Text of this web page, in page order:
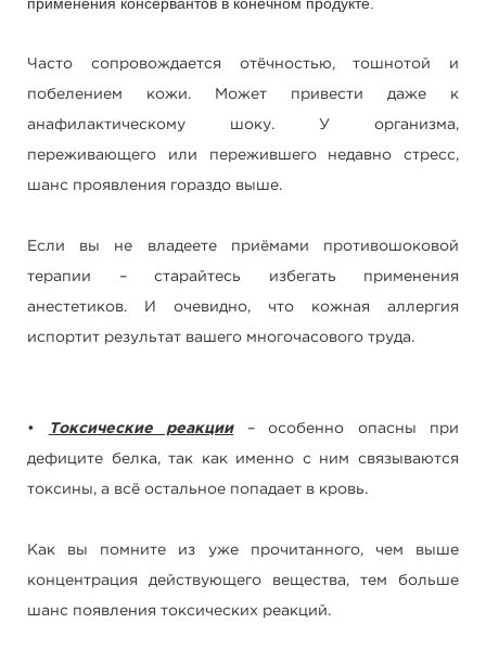
применения консервантов в конечном продукте.
Часто сопровождается отёчностью, тошнотой и
побелением кожи. Может привести даже к
анафилактическому шоку. У организма,
переживающего или пережившего недавно стресс,
шанс проявления гораздо выше.
Если вы не владеете приёмами противошоковой
терапии – старайтесь избегать применения
анестетиков. И очевидно, что кожная аллергия
испортит результат вашего многочасового труда.
• Токсические реакции– особенно опасны при
дефиците белка, так как именно с ним связываются
токсины, а всё остальное попадает в кровь.
Как вы помните из уже прочитанного, чем выше
концентрация действующего вещества, тем больше
шанс появления токсических реакций.